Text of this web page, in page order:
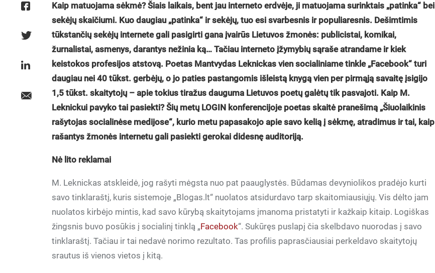
Kaip matuojama sėkmė? Šiais laikais, bent jau interneto erdvėje, ji matuojama surinktais „patinka“ bei
sekėjų skaičiumi. Kuo daugiau „patinka“ ir sekėjų, tuo esi svarbesnis ir populiaresnis. Dešimtimis
tūkstančių sekėjų internete gali pasigirti gana įvairūs Lietuvos žmonės: publicistai, komikai,
žurnalistai, asmenys, darantys nežinia ką… Tačiau interneto įžymybių sąraše atrandame ir kiek
keistokos profesijos atstovą. Poetas Mantvydas Leknickas vien socialiniame tinkle „Facebook“ turi
daugiau nei 40 tūkst. gerbėjų, o jo paties pastangomis išleistą knygą vien per pirmąją savaitę įsigijo
1,5 tūkst. skaitytojų – apie tokius tiražus dauguma Lietuvos poetų galėtų tik pasvajoti. Kaip M.
Leknickui pavyko tai pasiekti? Šių metų LOGIN konferencijoje poetas skaitė pranešimą „Šiuolaikinis
rašytojas socialinėse medijose“, kurio metu papasakojo apie savo kelią į sėkmę, atradimus ir tai, kaip
rašantys žmonės internetu gali pasiekti gerokai didesnę auditoriją.
Nė lito reklamai
M. Leknickas atskleidė, jog rašyti mėgsta nuo pat paauglystės. Būdamas devyniolikos pradėjo kurti
savo tinklaraštį, kuris sistemoje „Blogas.lt“ nuolatos atsidurdavo tarp skaitomiausiųjų. Vis dėlto jam
nuolatos kirbėjo mintis, kad savo kūrybą skaitytojams įmanoma pristatyti ir kažkaip kitaip. Logiškas
žingsnis buvo posūkis į socialinį tinklą „Facebook“. Sukūręs puslapį čia skelbdavo nuorodas į savo
tinklaraštį. Tačiau ir tai nedavė norimo rezultato. Tas profilis paprasčiausiai perkeldavo skaitytojų
srautus iš vienos vietos į kitą.